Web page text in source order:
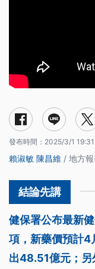
發布時間： 2025/3/1 19:31
賴淑敏 陳昌維 / 地方
健保署公布最新
項，新藥價預計4
出48.51億元；另